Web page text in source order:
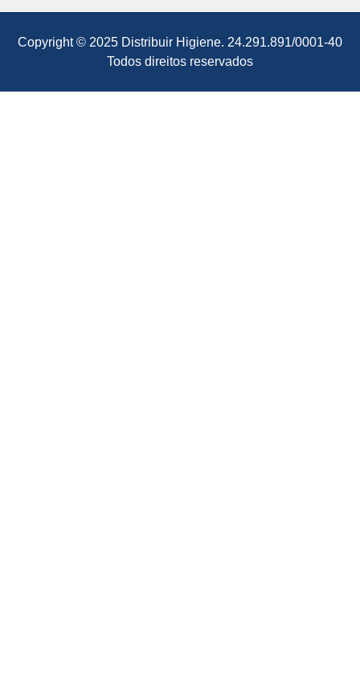
Copyright © 2025 Distribuir Higiene. 24.291.891/0001-40
Todos direitos reservados